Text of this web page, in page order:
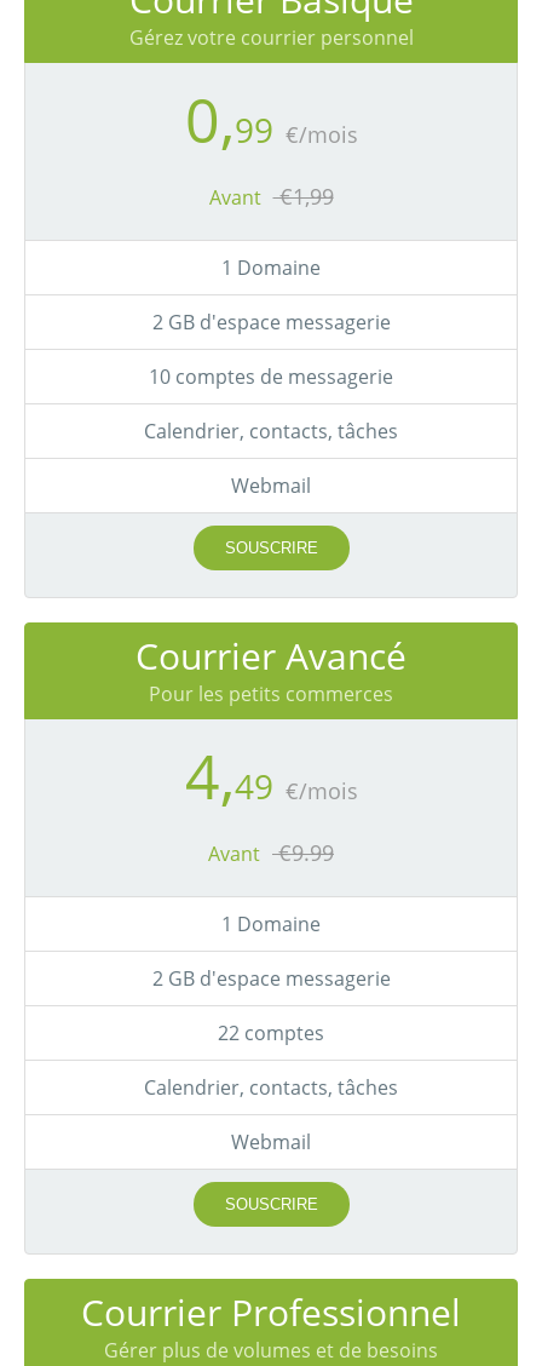
Gérez votre courrier personnel
0,99 €/mois
Avant €1,99
1 Domaine
2 GB d'espace messagerie
10 comptes de messagerie
Calendrier, contacts, tâches
Webmail
SOUSCRIRE
Courrier Avancé
Pour les petits commerces
4,49 €/mois
Avant €9.99
1 Domaine
2 GB d'espace messagerie
22 comptes
Calendrier, contacts, tâches
Webmail
SOUSCRIRE
Courrier Professionnel
Gérer plus de volumes et de besoins